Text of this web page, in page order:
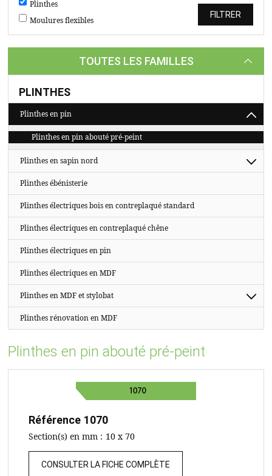
MESURE
PROPOS
Plinthes
Moulures flexibles
TOUTES LES FAMILLES
PLINTHES
Plinthes en pin
Plinthes en pin abouté pré-peint
Plinthes en sapin nord
Plinthes ébénisterie
Plinthes électriques bois en contreplaqué standard
Plinthes électriques en contreplaqué chêne
Plinthes électriques en pin
Plinthes électriques en MDF
Plinthes en MDF et stylobat
Plinthes rénovation en MDF
Plinthes en pin abouté pré-peint
Référence 1070
Section(s) en mm : 10 x 70
CONSULTER LA FICHE COMPLÈTE